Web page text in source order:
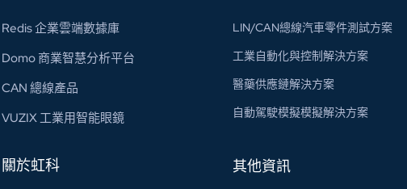
Redis 企業雲端數據庫
Domo 商業智慧分析平台
CAN 總線​產品
VUZIX 工業用智能眼鏡
關於虹科
LIN/CAN總線汽車零件測試方案
工業自動化與控制解決方案
醫藥供應鏈解決方案
自動駕駛模擬模擬解決方案
其他資訊